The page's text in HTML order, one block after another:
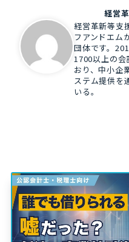
経営
経営革新等支
フアンドエム
団体です。
1700以上の会
おり、中小企
ステム提供を
いる。